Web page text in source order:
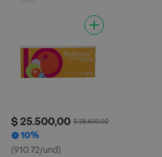
$ 25.500,00 $ 28.400,00
10%
(910.72/und)